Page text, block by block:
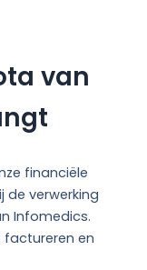
van
financiële
de verwerking
Infomedics.
factureren en